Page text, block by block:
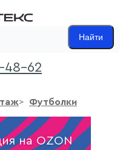
Найти
48-62
Футболки
на OZON